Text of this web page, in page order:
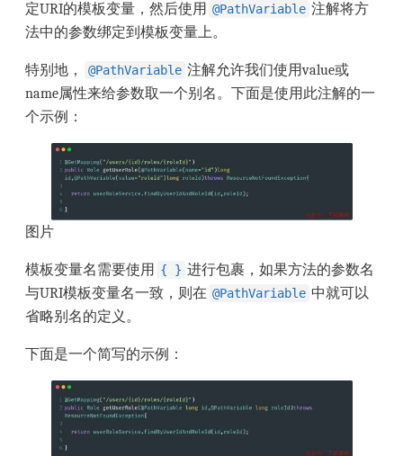
定URI的模板变量，然后使用 @PathVariable 注解将方
法中的参数绑定到模板变量上。
特别地， @PathVariable 注解允许我们使用value或
name属性来给参数取一个别名。下面是使用此注解的一
个示例：
图片
模板变量名需要使用 { } 进行包裹，如果方法的参数名
与URI模板变量名一致，则在 @PathVariable 中就可以
省略别名的定义。
下面是一个简写的示例：